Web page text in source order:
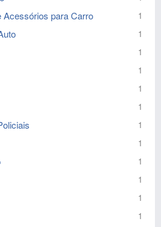
Acessórios para Carro 1
1
1
1
1
1
1
1
1
1
1
1